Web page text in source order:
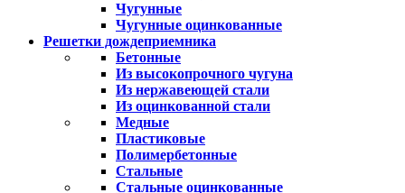
Чугунные
Чугунные оцинкованные
Решетки дождеприемника
Бетонные
Из высокопрочного чугуна
Из нержавеющей стали
Из оцинкованной стали
Медные
Пластиковые
Полимербетонные
Стальные
Стальные оцинкованные